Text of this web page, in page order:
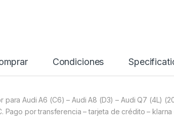
Condiciones
Audi A6 (C6) – Audi A8 (D3) – Audi Q7 (4L)
Pago por transferencia – tarjeta de crédito – klarna